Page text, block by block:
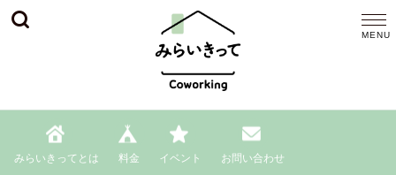
みらいきってとは 料金 イベント お問い合わせ